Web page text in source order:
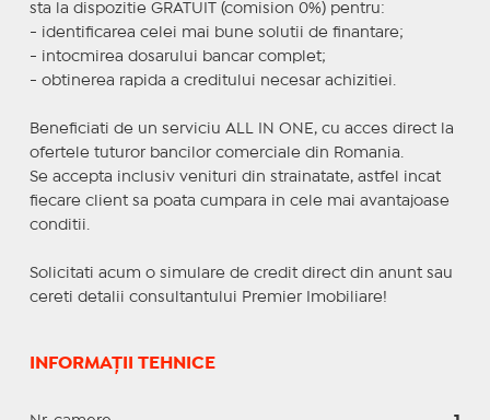
sta la dispozitie GRATUIT (comision 0%) pentru:
- identificarea celei mai bune solutii de finantare;
- intocmirea dosarului bancar complet;
- obtinerea rapida a creditului necesar achizitiei.
Beneficiati de un serviciu ALL IN ONE, cu acces direct la
ofertele tuturor bancilor comerciale din Romania.
Se accepta inclusiv venituri din strainatate, astfel incat
fiecare client sa poata cumpara in cele mai avantajoase
conditii.
Solicitati acum o simulare de credit direct din anunt sau
cereti detalii consultantului Premier Imobiliare!
INFORMAȚII TEHNICE